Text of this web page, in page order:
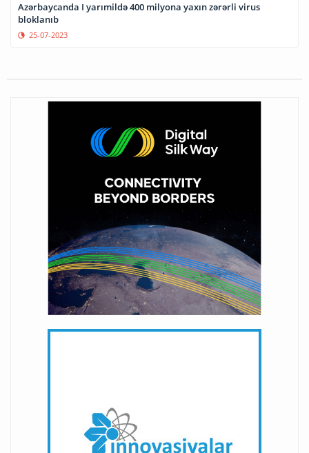
Azərbaycanda I yarımildə 400 milyona yaxın zərərli virus
bloklanıb
25-07-2023